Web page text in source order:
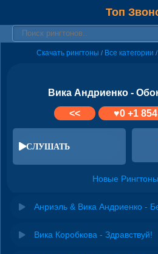
Топ
Скачать рингтоны / Все категории /
Вика Андриенко -
<<
♥0 +1 854
СЛУШАТЬ
Новые
Анриэль & Вика Андриенко -
Вика Коробкова - Здравствуй!